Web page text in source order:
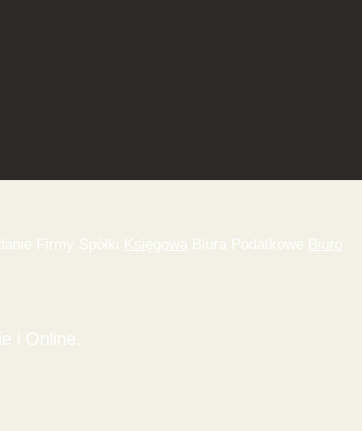
Firmy Spółki Księgowa Biura Podatkowe Biuro
i Online.